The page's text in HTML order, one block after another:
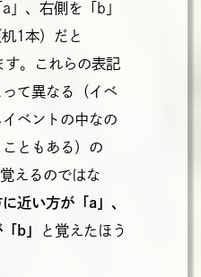
」、右側を「b」
1本）だと
す。これらの表記
て異なる（イベ
ベントの中なの
ともある）の
えるのではな
近い方が「a」、
b」
と覚えたほう